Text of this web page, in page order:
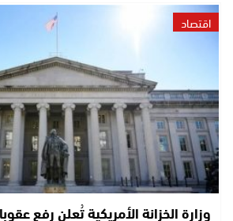
اقتصاد
وزارة الخزانة الأمريكية تُعلن رفع